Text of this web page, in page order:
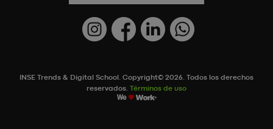
INSE Trends & Digital School. Copyright© 2026. Todos los derechos
reservados. Términos de uso